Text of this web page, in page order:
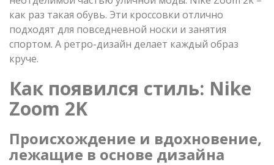
как раз такая обувь. Эти кроссовки отлично
подходят для повседневной носки и занятия
спортом. А ретро-дизайн делает каждый образ
круче.
Как появился стиль: Nike
Zoom 2K
Происхождение и вдохновение,
лежащие в основе дизайна